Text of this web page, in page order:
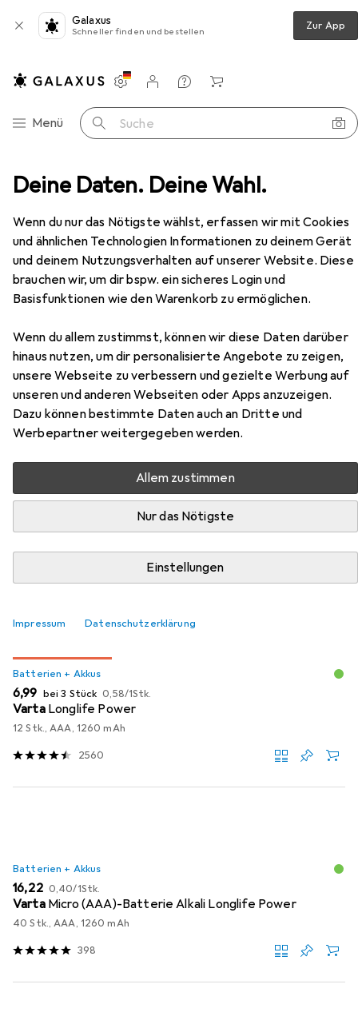
Deine Daten. Deine Wahl.
Wenn du nur das Nötigste wählst, erfassen wir mit Cookies
und ähnlichen Technologien Informationen zu deinem Gerät
und deinem Nutzungsverhalten auf unserer Website. Diese
brauchen wir, um dir bspw. ein sicheres Login und
Basisfunktionen wie den Warenkorb zu ermöglichen.
Wenn du allem zustimmst, können wir diese Daten darüber
hinaus nutzen, um dir personalisierte Angebote zu zeigen,
unsere Webseite zu verbessern und gezielte Werbung auf
unseren und anderen Webseiten oder Apps anzuzeigen.
Dazu können bestimmte Daten auch an Dritte und
Werbepartner weitergegeben werden.
Allem zustimmen
Nur das Nötigste
Einstellungen
Impressum Datenschutzerklärung
Galaxus
Schneller finden und bestellen Zur App
Navigation nach Kategorien
Menü Suche
Einstellungen
Kundenkonto
Vergleichslisten
Merklisten
Warenkorb
Kinder Kinderküche Theo Klein Miele Küche Star
EUR
109,99
Theo Klein
Miele Küche Star
Zubehör für Theo Klein Miele
Küche Star
Hier findest du passendes Zubehör zum Produkt Theo
Klein Miele Küche Star aus der Kategorie Batterien +
Beliebt Batterien + Akkus Kinderküche Zubehör
Relevanz
Produktliste
Batterien + Akkus
EUR
6,99 bei 3 Stück EUR
0,58/1Stk.
Varta Longlife Power
12 Stk., AAA, 1260 mAh
2560
Batterien + Akkus
EUR
16,22 EUR
0,40/1Stk.
Varta Micro (AAA)-Batterie Alkali Longlife Power
40 Stk., AAA, 1260 mAh
398